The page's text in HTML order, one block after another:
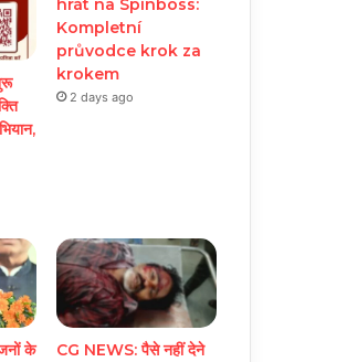
hrát na Spinboss:
Kompletní
průvodce krok za
krokem
2 days ago
के
CG NEWS: पैसे नहीं देने